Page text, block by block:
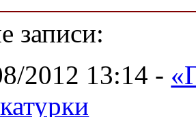
записи:
2012 13:14 -